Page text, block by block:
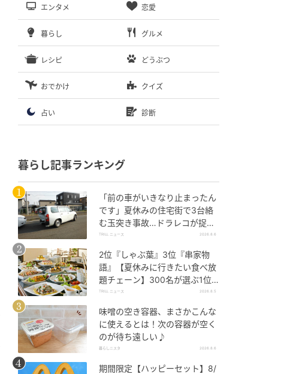
エンタメ 恋愛
暮らし グルメ
レシピ どうぶつ
おでかけ クイズ
占い 診断
暮らし記事ランキング
「前の車がいきなり止まったん
です」夏休みの住宅街で3台絡
む玉突き事故…ドラレコが捉え
ていた“急ブレーキの理由”
TRILL ニュース 2026.8.6
2位『しゃぶ葉』3位『串家物
語』【夏休みに行きたい食べ放
題チェーン】300名が選ぶ1位
に「満足度が高い」「大人まで
TRILL ニュース 2026.8.5
味噌の空き容器、まさかこんな
に使えるとは！次の容器が空く
のが待ち遠しい♪
暮らしニスタ 2026.8.6
期間限定【ハッピーセット】8/